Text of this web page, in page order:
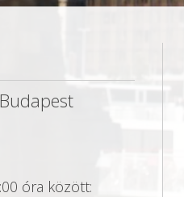
óra között: